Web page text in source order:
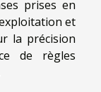
prises en
et
la précision
de règles